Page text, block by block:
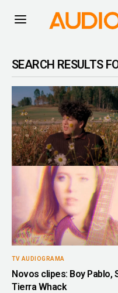
SEARCH RESULTS
TV AUDIOGRAMA
Novos clipes: Boy Pablo,
Tierra Whack